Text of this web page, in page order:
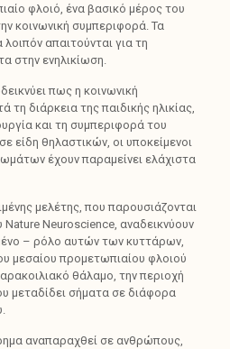
φλοιό, ένα βασικό μέρος του
κοινωνική συμπεριφορά. Τα
απαιτούνται για τη
στην ενηλικίωση.
πως η κοινωνική
τη διάρκεια της παιδικής ηλικίας,
και τη συμπεριφορά του
είδη θηλαστικών, οι υποκείμενοι
έχουν παραμείνει ελάχιστα
μελέτης, που παρουσιάζονται
Neuroscience, αναδεικνύουν
– ρόλο αυτών των κυττάρων,
μεσαίου προμετωπιαίου φλοιού
θάλαμο, την περιοχή
μεταδίδει σήματα σε διάφορα
αναπαραχθεί σε ανθρώπους,